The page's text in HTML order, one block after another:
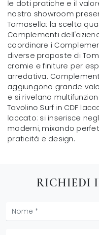
le doti pratiche e il
nostro showroom
Tomasella: la scelta
Complementi
coordinare i
diverse proposte di
cromie e finiture per
arredativa.
aggiungono grande
e si rivelano
Tavolino Surf in CDF
laccato: si inserisce
moderni, mixando
praticità e design.
RICHIEDI